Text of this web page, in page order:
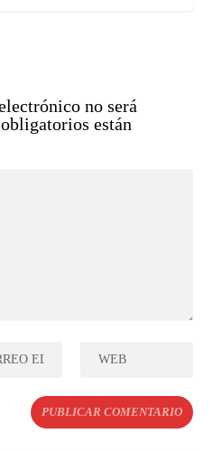
no será
están